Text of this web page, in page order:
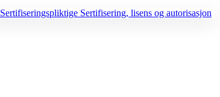
Sertifiseringspliktige Sertifisering, lisens og autorisasjon